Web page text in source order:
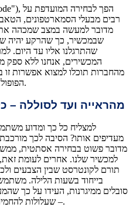
רבים מבעלי הסמארטפונים,
מדובר למעשה במצב שמכהה
שבמכשיר, כך שהרקע יהיה
שהתרגלנו אליו עד היום.
המכשירים, אנחנו ללא
מהחברות תוכלו למצוא אפשרות
הפופולאריות כבר התאימו עצמן לשימוש בו.
מהראייה ועד לסוללה –
מעדיפים אותו? הסיבה לכך
מדובר פשוט בבחירה אסתטית,
למכשיר שלנו. אחרים לעומת
תורם לקונטרסט שבין הצבעים
בייחוד בשעות הלילה.
סובלים ממיגרנות, העידו על כך
– שעלולות להחמיר בחשיפה ממושכת למסכים בהירים.